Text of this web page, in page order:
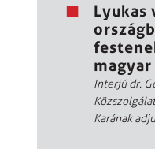
Lyukas
Interjú dr.
Karának